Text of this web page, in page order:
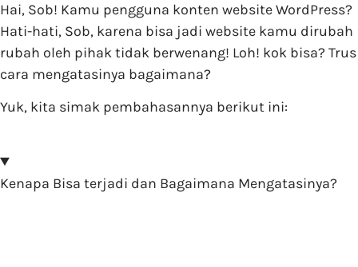
Hai, Sob! Kamu pengguna konten website WordPress?
Hati-hati, Sob, karena bisa jadi website kamu dirubah
rubah oleh pihak tidak berwenang! Loh! kok bisa? Trus
cara mengatasinya bagaimana?
Yuk, kita simak pembahasannya berikut ini:
Kenapa Bisa terjadi dan Bagaimana Mengatasinya?